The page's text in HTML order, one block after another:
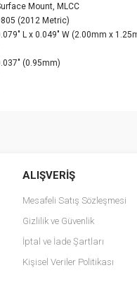
Mount, MLCC
(2012 Metric)
L x 0.049" W (2.00mm x
(0.95mm)
bozuk veya görüntülenemiyor.
eksik bilgiler bulunuyor.
bulunuyor.
daha pahalı.
ALIŞVERİŞ
Mesafeli Satış Sözleşmesi
Gizlilik ve Güvenlik
İptal ve İade Şartları
Kişisel Veriler Politikası